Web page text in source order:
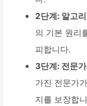
2단계: 알고
의 기본 원리
피합니다.
3단계: 전문
가진 전문가
지를 보장합